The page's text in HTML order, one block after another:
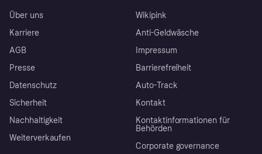
Über uns
Karriere
AGB
Presse
Datenschutz
Sicherheit
Nachhaltigkeit
Weiterverkaufen
Wikipink
Anti-Geldwäsche
Impressum
Barrierefreiheit
Auto-Track
Kontakt
Kontaktinformationen für
Behörden
Corporate governance